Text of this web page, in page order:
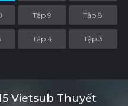
Tập 9 Tập 8
Tập 4 Tập 3
Vietsub Thuyết